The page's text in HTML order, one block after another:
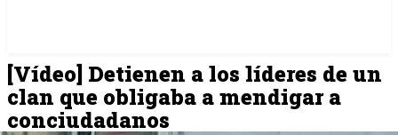
[Vídeo] Detienen a los líderes de un
clan que obligaba a mendigar a
conciudadanos